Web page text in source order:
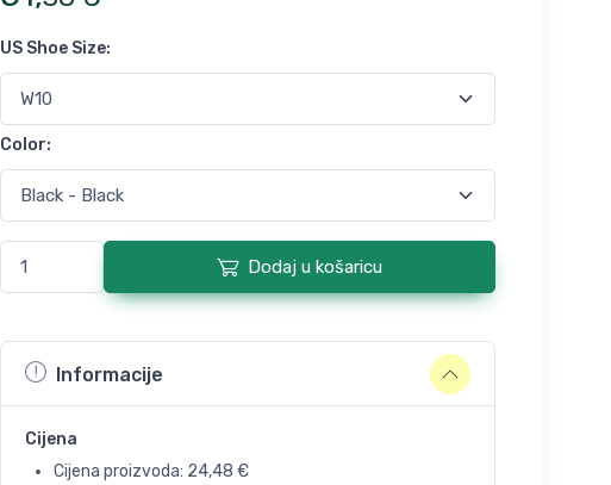
US Shoe Size:
Color:
Dodaj u košaricu
Informacije
Cijena
Cijena proizvoda: 24,48 €